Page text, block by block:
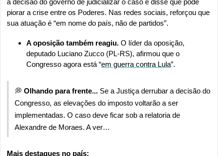
a decisão do governo de judicializar o caso e disse que pode
piorar a crise entre os Poderes. Nas redes sociais, reforçou que
sua atuação é “em nome do país, não de partidos”.
A oposição também reagiu. O líder da oposição,
deputado Luciano Zucco (PL-RS), afirmou que o
Congresso agora está “em guerra contra Lula”.
💭 Olhando para frente... Se a Justiça derrubar a decisão do
Congresso, as elevações do imposto voltarão a ser
implementadas. O caso deve ficar sob a relatoria de
Alexandre de Moraes. A ver…
Mais destaques no país: